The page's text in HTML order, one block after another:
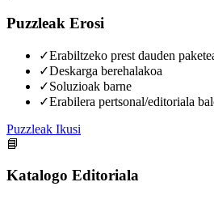
Puzzleak Erosi
✓Erabiltzeko prest dauden
✓Deskarga berehalakoa
✓Soluzioak barne
✓Erabilera pertsonal/editoriala
Puzzleak Ikusi
📘
Katalogo Editoriala